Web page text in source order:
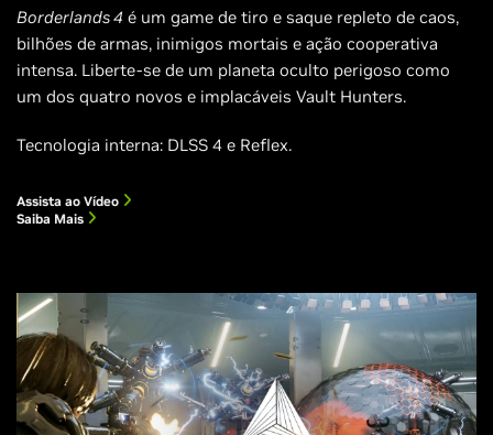
Borderlands 4 é um game de tiro e saque repleto de caos,
bilhões de armas, inimigos mortais e ação cooperativa
intensa. Liberte-se de um planeta oculto perigoso como
um dos quatro novos e implacáveis Vault Hunters.
Tecnologia interna: DLSS 4 e Reflex.
Assista ao Vídeo
Saiba Mais